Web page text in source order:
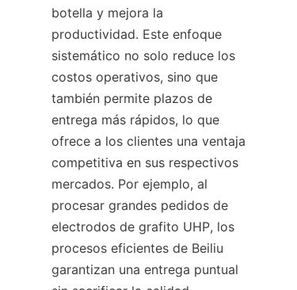
botella y mejora la
productividad. Este enfoque
sistemático no solo reduce los
costos operativos, sino que
también permite plazos de
entrega más rápidos, lo que
ofrece a los clientes una ventaja
competitiva en sus respectivos
mercados. Por ejemplo, al
procesar grandes pedidos de
electrodos de grafito UHP, los
procesos eficientes de Beiliu
garantizan una entrega puntual